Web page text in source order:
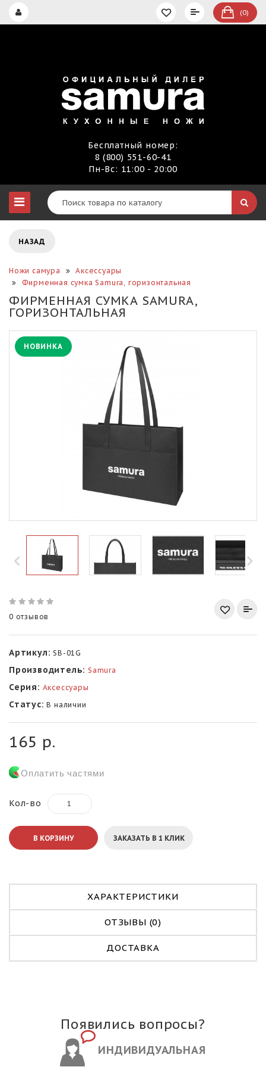
(0)
Бесплатный номер:
8 (800) 551-60-41
Пн-Вс: 11:00 - 20:00
НАЗАД
Ножи самура
Аксессуары
Фирменная сумка Samura, горизонтальная
ФИРМЕННАЯ СУМКА SAMURA,
ГОРИЗОНТАЛЬНАЯ
НОВИНКА
0 отзывов
Артикул: SB-01G
Производитель: Samura
Серия: Аксессуары
Статус: В наличии
165 р.
Оплатить частями
Кол-во
В КОРЗИНУ ЗАКАЗАТЬ В 1 КЛИК
ХАРАКТЕРИСТИКИ
ОТЗЫВЫ (0)
ДОСТАВКА
Появились вопросы?
ИНДИВИДУАЛЬНАЯ